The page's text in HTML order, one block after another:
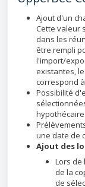
Ajout d'un
Cette valeur
dans les
être rempli
l'import/
existantes,
correspond
Possibilité
une date de
Ajout des
Lors de
de la
de